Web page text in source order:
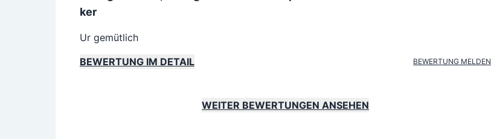
ker
Ur gemütlich
BEWERTUNG IM DETAIL
BEWERTUNG MELDEN
WEITER BEWERTUNGEN ANSEHEN